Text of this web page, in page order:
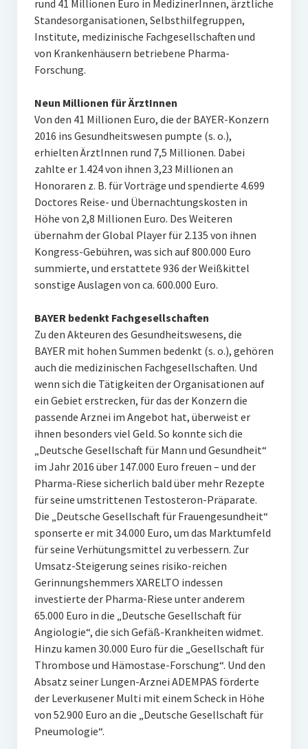
rund 41 Millionen Euro in MedizinerInnen, ärztliche
Standesorganisationen, Selbsthilfegruppen,
Institute, medizinische Fachgesellschaften und
von Krankenhäusern betriebene Pharma-
Forschung.
Neun Millionen für ÄrztInnen
Von den 41 Millionen Euro, die der BAYER-Konzern
2016 ins Gesundheitswesen pumpte (s. o.),
erhielten ÄrztInnen rund 7,5 Millionen. Dabei
zahlte er 1.424 von ihnen 3,23 Millionen an
Honoraren z. B. für Vorträge und spendierte 4.699
Doctores Reise- und Übernachtungskosten in
Höhe von 2,8 Millionen Euro. Des Weiteren
übernahm der Global Player für 2.135 von ihnen
Kongress-Gebühren, was sich auf 800.000 Euro
summierte, und erstattete 936 der Weißkittel
sonstige Auslagen von ca. 600.000 Euro.
BAYER bedenkt Fachgesellschaften
Zu den Akteuren des Gesundheitswesens, die
BAYER mit hohen Summen bedenkt (s. o.), gehören
auch die medizinischen Fachgesellschaften. Und
wenn sich die Tätigkeiten der Organisationen auf
ein Gebiet erstrecken, für das der Konzern die
passende Arznei im Angebot hat, überweist er
ihnen besonders viel Geld. So konnte sich die
„Deutsche Gesellschaft für Mann und Gesundheit“
im Jahr 2016 über 147.000 Euro freuen – und der
Pharma-Riese sicherlich bald über mehr Rezepte
für seine umstrittenen Testosteron-Präparate.
Die „Deutsche Gesellschaft für Frauengesundheit“
sponserte er mit 34.000 Euro, um das Marktumfeld
für seine Verhütungsmittel zu verbessern. Zur
Umsatz-Steigerung seines risiko-reichen
Gerinnungshemmers XARELTO indessen
investierte der Pharma-Riese unter anderem
65.000 Euro in die „Deutsche Gesellschaft für
Angiologie“, die sich Gefäß-Krankheiten widmet.
Hinzu kamen 30.000 Euro für die „Gesellschaft für
Thrombose und Hämostase-Forschung“. Und den
Absatz seiner Lungen-Arznei ADEMPAS förderte
der Leverkusener Multi mit einem Scheck in Höhe
von 52.900 Euro an die „Deutsche Gesellschaft für
Pneumologie“.